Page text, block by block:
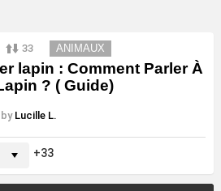
33 ANIMAUX
lapin : Comment Parler À
? ( Guide)
by Lucille L.
33